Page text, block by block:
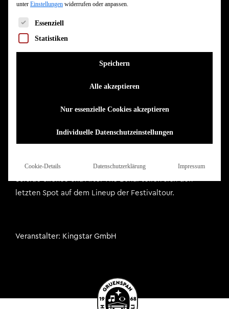
TICKET KAUFEN
Die Impericon Never Say Die! Tour ist zurück. Zwei
Lineup, das mit allen Wassern gewaschen ist. Nach
geschmälertem Lineup im Jahr 2021,geht es 2022 mit
gleich mit zwei Headlinern! Niemand geringeres als
Suicide Silence und After The Burial teilen sich den
letzten Spot auf dem Lineup der Festivaltour.
Veranstalter Kingstar GmbH
unter Einstellungen widerrufen oder anpassen.
Es folgt eine Liste der Service-Gruppen, für die eine
Essenziell
Statistiken
Speichern
Alle akzeptieren
Nur essenzielle Cookies akzeptieren
Individuelle Datenschutzeinstellungen
Cookie-Details Datenschutzerklärung Impressum